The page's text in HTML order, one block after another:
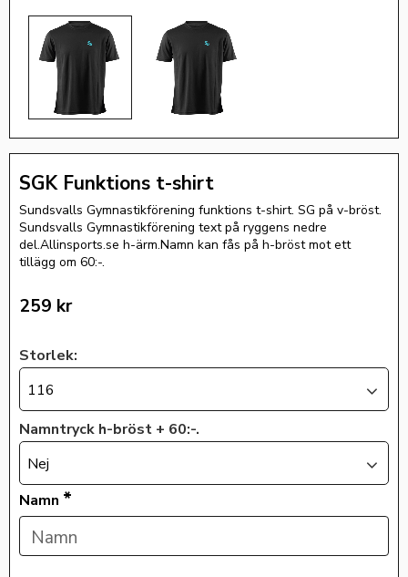
SGK Funktions t-shirt
Sundsvalls Gymnastikförening funktions t-shirt. SG på v-bröst.
Sundsvalls Gymnastikförening text på ryggens nedre
del.Allinsports.se h-ärm.Namn kan fås på h-bröst mot ett
tillägg om 60:-.
259 kr
Storlek:
116
Namntryck h-bröst + 60:-.
Nej
Namn *